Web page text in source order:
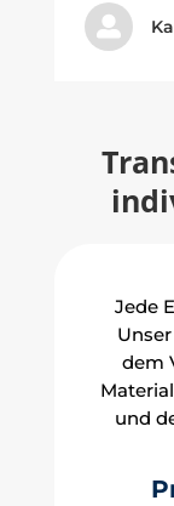

Jede
dem
und